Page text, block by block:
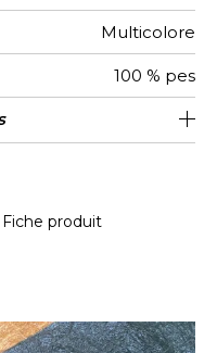
Multicolore
100 % pes
Intissé
120 cm / 47 inches
240 cm
2
205
Epongeable
Encollage du mur
Arrachage à sec
A+
Class A
B s1 d0
Belgique
Fiche produit